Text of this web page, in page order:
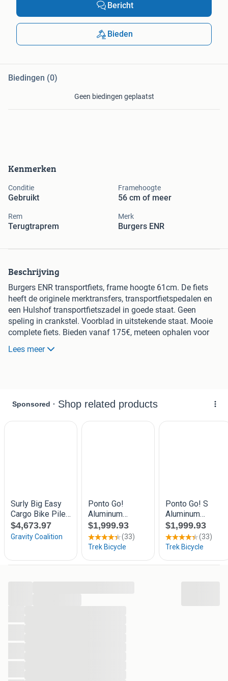
Kenmerken
Conditie
Gebruikt
Framehoogte
56 cm of meer
Rem
Terugtraprem
Merk
Burgers ENR
Beschrijving
Burgers ENR transportfiets, frame hoogte 61cm. De fiets
heeft de originele merktransfers, transportfietspedalen en
een Hulshof transportfietszadel in goede staat. Geen
speling in crankstel. Voorblad in uitstekende staat. Mooie
complete fiets. Bieden vanaf 175€, meteen ophalen voor
250€.
Lees meer
Bericht
Bieden
Biedingen (0)
Geen biedingen geplaatst